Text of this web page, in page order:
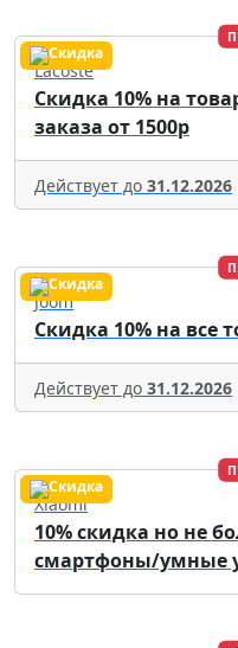
Lacoste
Скидка 10% на
заказа от 1500р
Действует до 31.12.2026
Joom
Скидка 10% на все
Действует до 31.12.2026
Xiaomi
10% скидка но не
смартфоны/умные